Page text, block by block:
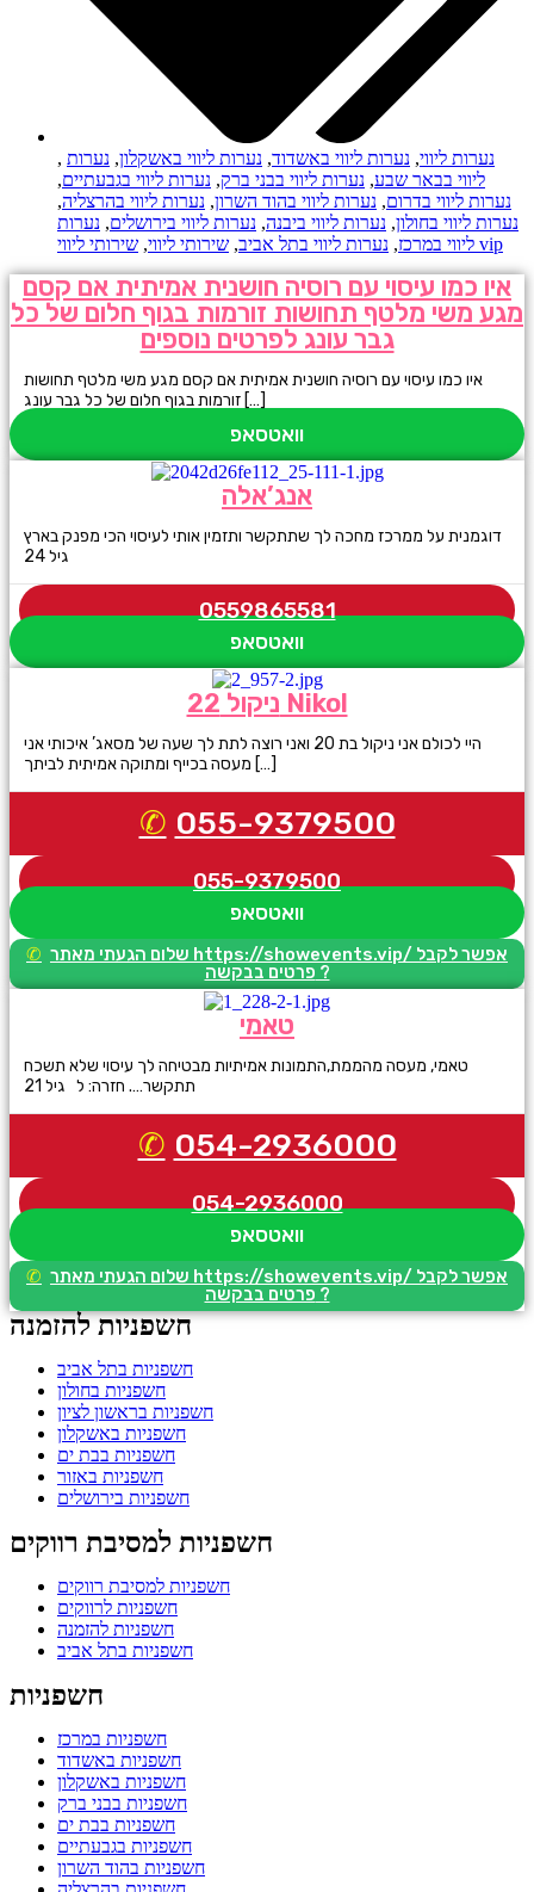
, נערות ליווי, נערות ליווי באשדוד, נערות ליווי באשקלון, נערות
ליווי בבאר שבע, נערות ליווי בבני ברק, נערות ליווי בגבעתיים,
נערות ליווי בדרום, נערות ליווי בהוד השרון, נערות ליווי בהרצליה,
נערות ליווי בחולון, נערות ליווי ביבנה, נערות ליווי בירושלים, נערות
ליווי במרכז, נערות ליווי בתל אביב, שירותי ליווי, שירותי ליווי vip
איו כמו עיסוי עם רוסיה חושנית אמיתית אם קסם
מגע משי מלטף תחושות זורמות בגוף חלום של כל
גבר עונג לפרטים נוספים
איו כמו עיסוי עם רוסיה חושנית אמיתית אם קסם מגע משי מלטף תחושות
זורמות בגוף חלום של כל גבר עונג […]
וואטסאפ
אנג’אלה
דוגמנית על ממרכז מחכה לך שתתקשר ותזמין אותי לעיסוי הכי מפנק בארץ
גיל 24
0559865581
וואטסאפ
ניקול 22 Nikol
היי לכולם אני ניקול בת 20 ואני רוצה לתת לך שעה של מסאג’ איכותי אני
מעסה בכייף ומתוקה אמיתית לביתך […]
055-9379500
055-9379500
וואטסאפ
שלום הגעתי מאתר https://showevents.vip/ אפשר לקבל
פרטים בבקשה ?
טאמי
טאמי, מעסה מהממת,התמונות אמיתיות מבטיחה לך עיסוי שלא תשכח
054-2936000
054-2936000
וואטסאפ
שלום הגעתי מאתר https://showevents.vip/ אפשר לקבל
פרטים בבקשה ?
חשפניות להזמנה
חשפניות בתל אביב
חשפניות בחולון
חשפניות בראשון לציון
חשפניות באשקלון
חשפניות בבת ים
חשפניות באזור
חשפניות בירושלים
חשפניות למסיבת רווקים
חשפניות למסיבת רווקים
חשפניות לרווקים
חשפניות להזמנה
חשפניות בתל אביב
חשפניות
חשפניות במרכז
חשפניות באשדוד
חשפניות באשקלון
חשפניות בבני ברק
חשפניות בבת ים
חשפניות בגבעתיים
חשפניות בהוד השרון